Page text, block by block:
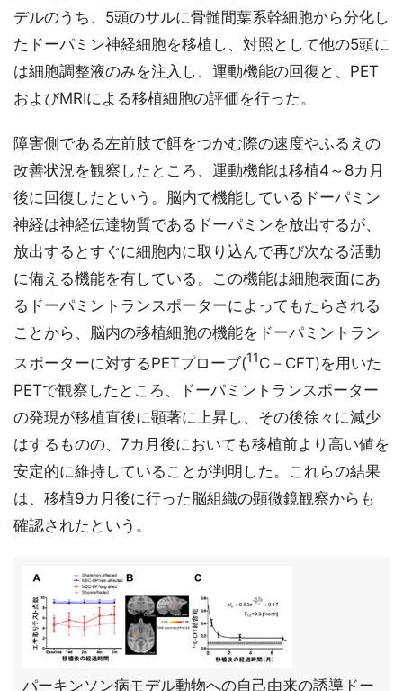
デルのうち、5頭のサルに骨髄間葉系幹細胞から分化し
たドーパミン神経細胞を移植し、対照として他の5頭に
は細胞調整液のみを注入し、運動機能の回復と、PET
およびMRIによる移植細胞の評価を行った。
障害側である左前肢で餌をつかむ際の速度やふるえの
改善状況を観察したところ、運動機能は移植4～8カ月
後に回復したという。脳内で機能しているドーパミン
神経は神経伝達物質であるドーパミンを放出するが、
放出するとすぐに細胞内に取り込んで再び次なる活動
に備える機能を有している。この機能は細胞表面にあ
るドーパミントランスポーターによってもたらされる
ことから、脳内の移植細胞の機能をドーパミントラン
スポーターに対するPETプローブ(11C－CFT)を用いた
PETで観察したところ、ドーパミントランスポーター
の発現が移植直後に顕著に上昇し、その後徐々に減少
はするものの、7カ月後においても移植前より高い値を
安定的に維持していることが判明した。これらの結果
は、移植9カ月後に行った脳組織の顕微鏡観察からも
確認されたという。
パーキンソン病モデル動物への自己由来の誘導ドー